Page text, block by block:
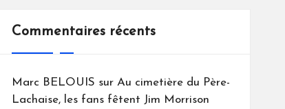
Commentaires récents
Marc BELOUIS sur Au cimetière du Père-
Lachaise, les fans fêtent Jim Morrison